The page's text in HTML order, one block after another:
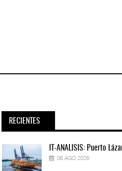
RECIENTES
IT-ANÁLISIS: Puerto
06 AGO 2026